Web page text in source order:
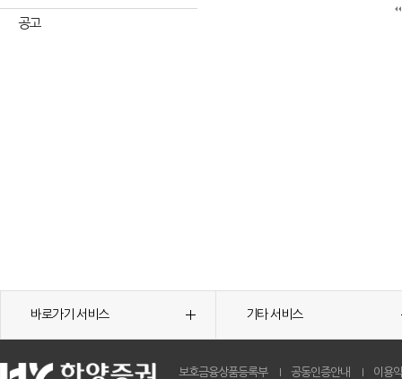
공고
바로가기 서비스 기타 서비스
보호금융상품등록부 공동인증안내 이용